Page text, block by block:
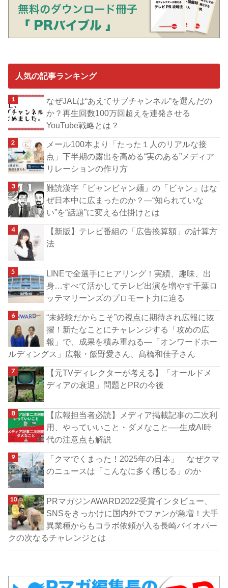
人気の記事ランキング
なぜJALは“あえてサブチャンネル”を選んだの
か？再生回数100万回超えを連発させる
YouTube戦略とは？
メール100本より「たった１人のリアルな接
点」下半期の露出を高める“実のある”メディア
リレーションの作り方
難読漢字「ビャンビャン麺」の「ビャン」はな
ぜ日本中に広まったのか？―“知られていな
い”を“話題”に変える仕掛けとは
【新版】テレビ番組の「広告換算額」の計算方
法
LINEで全選手にヒアリング！実績、趣味、出
身…すべて活かしてテレビ出演を増やす千葉ロ
ッテマリーンズのプロモート力に迫る
“未経験だからこそ”の視点に期待され広報に抜
擢！新たなことにチャレンジする「攻めの広
報」で、成果を積み重ねる―「オンワードホー
ルディングス」広報・飯野愛さん、髙橋和佳子さん
【元TVディレクターが考える】「オールドメ
ディアの衰退」問題とPRの今後
【広報担当者必読】メディア掲載記事の二次利
用、やっていいこと・ダメなこと──生成AI時
代の注意点も解説
「クマでくまった！2025年の日本」 なぜクマ
のニュースは「こんなに多く感じる」のか
PRマガジンAWARD2022受賞インタビュー、
SNSをきっかけに国内外でファンが急増！大手
異業種からもコラボ依頼が入る長崎バイオパー
クの次なるチャレンジとは